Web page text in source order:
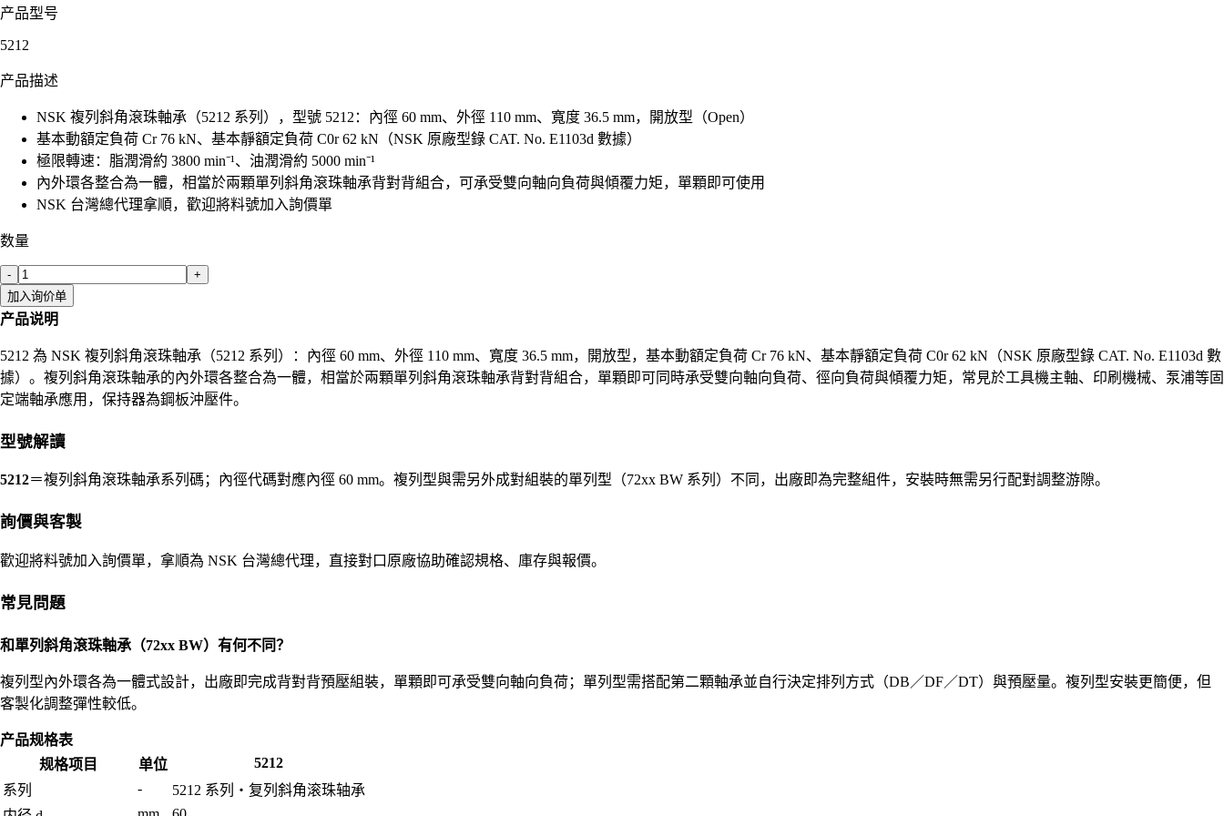
产品型号
5212
产品描述
NSK 複列斜角滾珠軸承（5212 系列），型號 5212：內徑 60 mm、外徑 110 mm、寬度 36.5 mm，開放型（Open）
基本動額定負荷 Cr 76 kN、基本靜額定負荷 C0r 62 kN（NSK 原廠型錄 CAT. No. E1103d 數據）
極限轉速：脂潤滑約 3800 min⁻¹、油潤滑約 5000 min⁻¹
內外環各整合為一體，相當於兩顆單列斜角滾珠軸承背對背組合，可承受雙向軸向負荷與傾覆力矩，單顆即可使用
NSK 台灣總代理拿順，歡迎將料號加入詢價單
数量
-
+
加入询价单
产品说明
5212 為 NSK 複列斜角滾珠軸承（5212 系列）：內徑 60 mm、外徑 110 mm、寬度 36.5 mm，開放型，基本動額定負荷 Cr 76 kN、基本靜額定負荷 C0r 62 kN（NSK 原廠型錄 CAT. No. E1103d 數
據）。複列斜角滾珠軸承的內外環各整合為一體，相當於兩顆單列斜角滾珠軸承背對背組合，單顆即可同時承受雙向軸向負荷、徑向負荷與傾覆力矩，常見於工具機主軸、印刷機械、泵浦等固
定端軸承應用，保持器為鋼板沖壓件。
型號解讀
5212＝複列斜角滾珠軸承系列碼；內徑代碼對應內徑 60 mm。複列型與需另外成對組裝的單列型（72xx BW 系列）不同，出廠即為完整組件，安裝時無需另行配對調整游隙。
詢價與客製
歡迎將料號加入詢價單，拿順為 NSK 台灣總代理，直接對口原廠協助確認規格、庫存與報價。
常見問題
和單列斜角滾珠軸承（72xx BW）有何不同？
複列型內外環各為一體式設計，出廠即完成背對背預壓組裝，單顆即可承受雙向軸向負荷；單列型需搭配第二顆軸承並自行決定排列方式（DB／DF／DT）與預壓量。複列型安裝更簡便，但
客製化調整彈性較低。
产品规格表
规格项目
单位
5212
系列
-
5212 系列・复列斜角滚珠轴承